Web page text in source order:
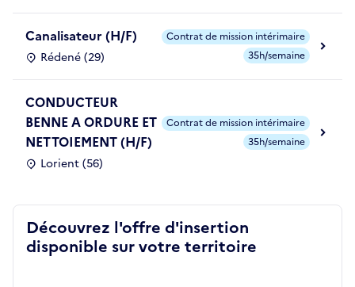
Canalisateur (H/F)
Rédené (29)
Contrat de mission intérimaire
35h/semaine
CONDUCTEUR
BENNE A ORDURE ET
NETTOIEMENT (H/F)
Lorient (56)
Contrat de mission intérimaire
35h/semaine
Découvrez l'offre d'insertion
disponible sur votre territoire